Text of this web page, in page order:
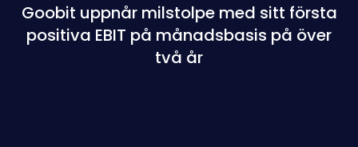
Goobit uppnår milstolpe med sitt första
positiva EBIT på månadsbasis på över
två år